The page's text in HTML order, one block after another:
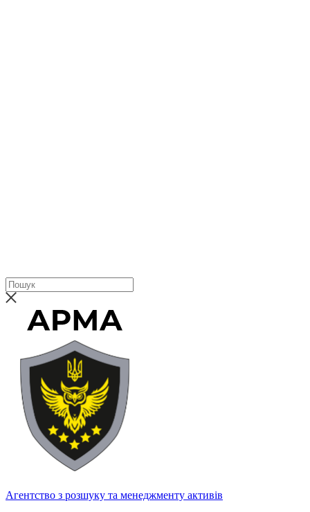
Агентство з розшуку та менеджменту активів